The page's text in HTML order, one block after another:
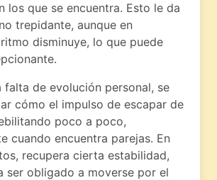
los que se encuentra. Esto le da
trepidante, aunque en
disminuye, lo que puede
falta de evolución personal, se
cómo el impulso de escapar de
poco a poco,
cuando encuentra parejas. En
recupera cierta estabilidad,
ser obligado a moverse por el